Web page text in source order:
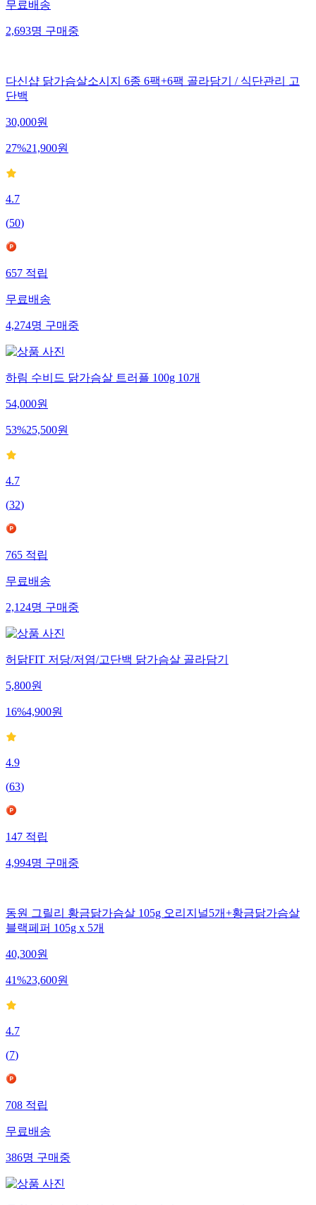
무료배송
2,693명구매중
다신샵 닭가슴살소시지 6종 6팩+6팩 골라담기 / 식단관리 고
단백
30,000원
27%21,900원
4.7
(50)
657적립
무료배송
4,274명구매중
하림 수비드 닭가슴살 트러플 100g 10개
54,000원
53%25,500원
4.7
(32)
765적립
무료배송
2,124명구매중
허닭FIT 저당/저염/고단백 닭가슴살 골라담기
5,800원
16%4,900원
4.9
(63)
147적립
4,994명구매중
동원 그릴리 황금닭가슴살 105g 오리지널5개+황금닭가슴살
블랙페퍼 105g x 5개
40,300원
41%23,600원
4.7
(7)
708적립
무료배송
386명구매중